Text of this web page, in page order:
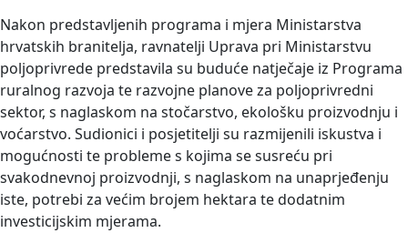
Nakon predstavljenih programa i mjera Ministarstva
hrvatskih branitelja, ravnatelji Uprava pri Ministarstvu
poljoprivrede predstavila su buduće natječaje iz Programa
ruralnog razvoja te razvojne planove za poljoprivredni
sektor, s naglaskom na stočarstvo, ekološku proizvodnju i
voćarstvo. Sudionici i posjetitelji su razmijenili iskustva i
mogućnosti te probleme s kojima se susreću pri
svakodnevnoj proizvodnji, s naglaskom na unaprjeđenju
iste, potrebi za većim brojem hektara te dodatnim
investicijskim mjerama.